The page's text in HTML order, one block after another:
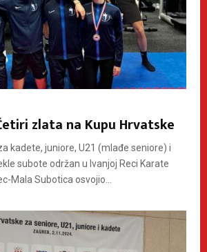
zlata na Kupu Hrvatske
kadete, juniore, U21 (mlađe seniore) i
subote održan u Ivanjoj Reci Karate
Mala Subotica osvojio...